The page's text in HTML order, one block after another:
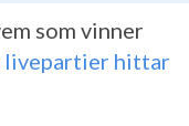
som vinner
livepartier hittar